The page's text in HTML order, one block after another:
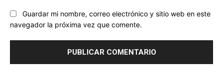
Guardar mi nombre, correo electrónico y sitio web en este
navegador la próxima vez que comente.